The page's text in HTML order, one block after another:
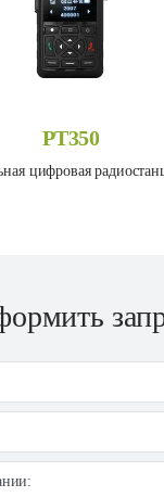
PT350
цифровая